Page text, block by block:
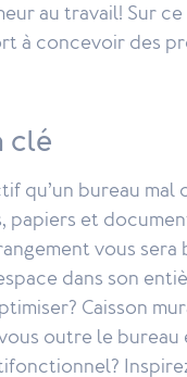
au travail! Sur
à concevoir des
clé
qu’un bureau mal
papiers et
vous
dans son
Caisson
outre le